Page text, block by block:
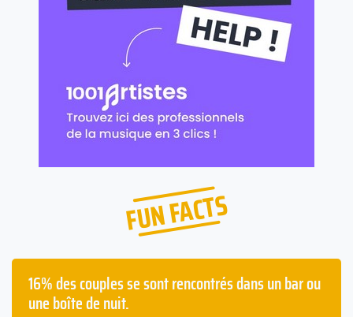
FUN FACTS
Les français passent en moyenne deux ans à avoir
la gueule de bois dans leur vie.